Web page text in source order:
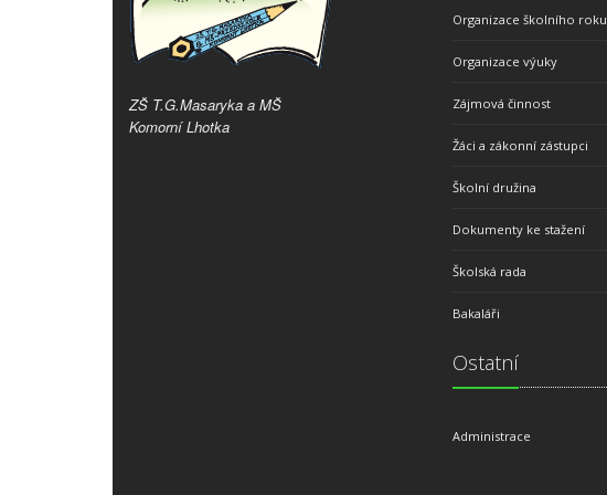
ZŠ T.G.Masaryka a MŠ
Komorní Lhotka
Organizace školního roku
Organizace výuky
Zájmová činnost
Žáci a zákonní zástupci
Školní družina
Dokumenty ke stažení
Školská rada
Bakaláři
Ostatní
Administrace